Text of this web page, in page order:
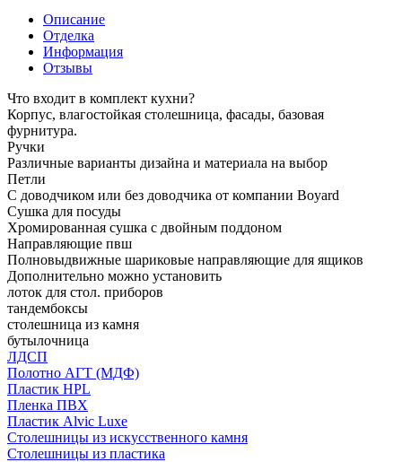
Описание
Отделка
Информация
Отзывы
Что входит в комплект кухни?
Корпус, влагостойкая столешница, фасады, базовая
фурнитура.
Ручки
Различные варианты дизайна и материала на выбор
Петли
С доводчиком или без доводчика от компании Boyard
Сушка для посуды
Хромированная сушка с двойным поддоном
Направляющие пвш
Полновыдвижные шариковые направляющие для ящиков
Дополнительно можно установить
лоток для стол. приборов
тандембоксы
столешница из камня
бутылочница
ЛДСП
Полотно АГТ (МДФ)
Пластик HPL
Пленка ПВХ
Пластик Alvic Luxe
Столешницы из искусственного камня
Столешницы из пластика